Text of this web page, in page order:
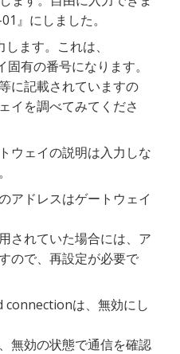
』にしました。
ます。これは、
有の番号になります。
に記載されていますの
イを調べてみてくださ
ウェイの説明は入力しな
アドレスはゲートウェイ
されていた場合には、ア
ので、再設定が必要で
は、無効にし
無効の状態で通信を確認